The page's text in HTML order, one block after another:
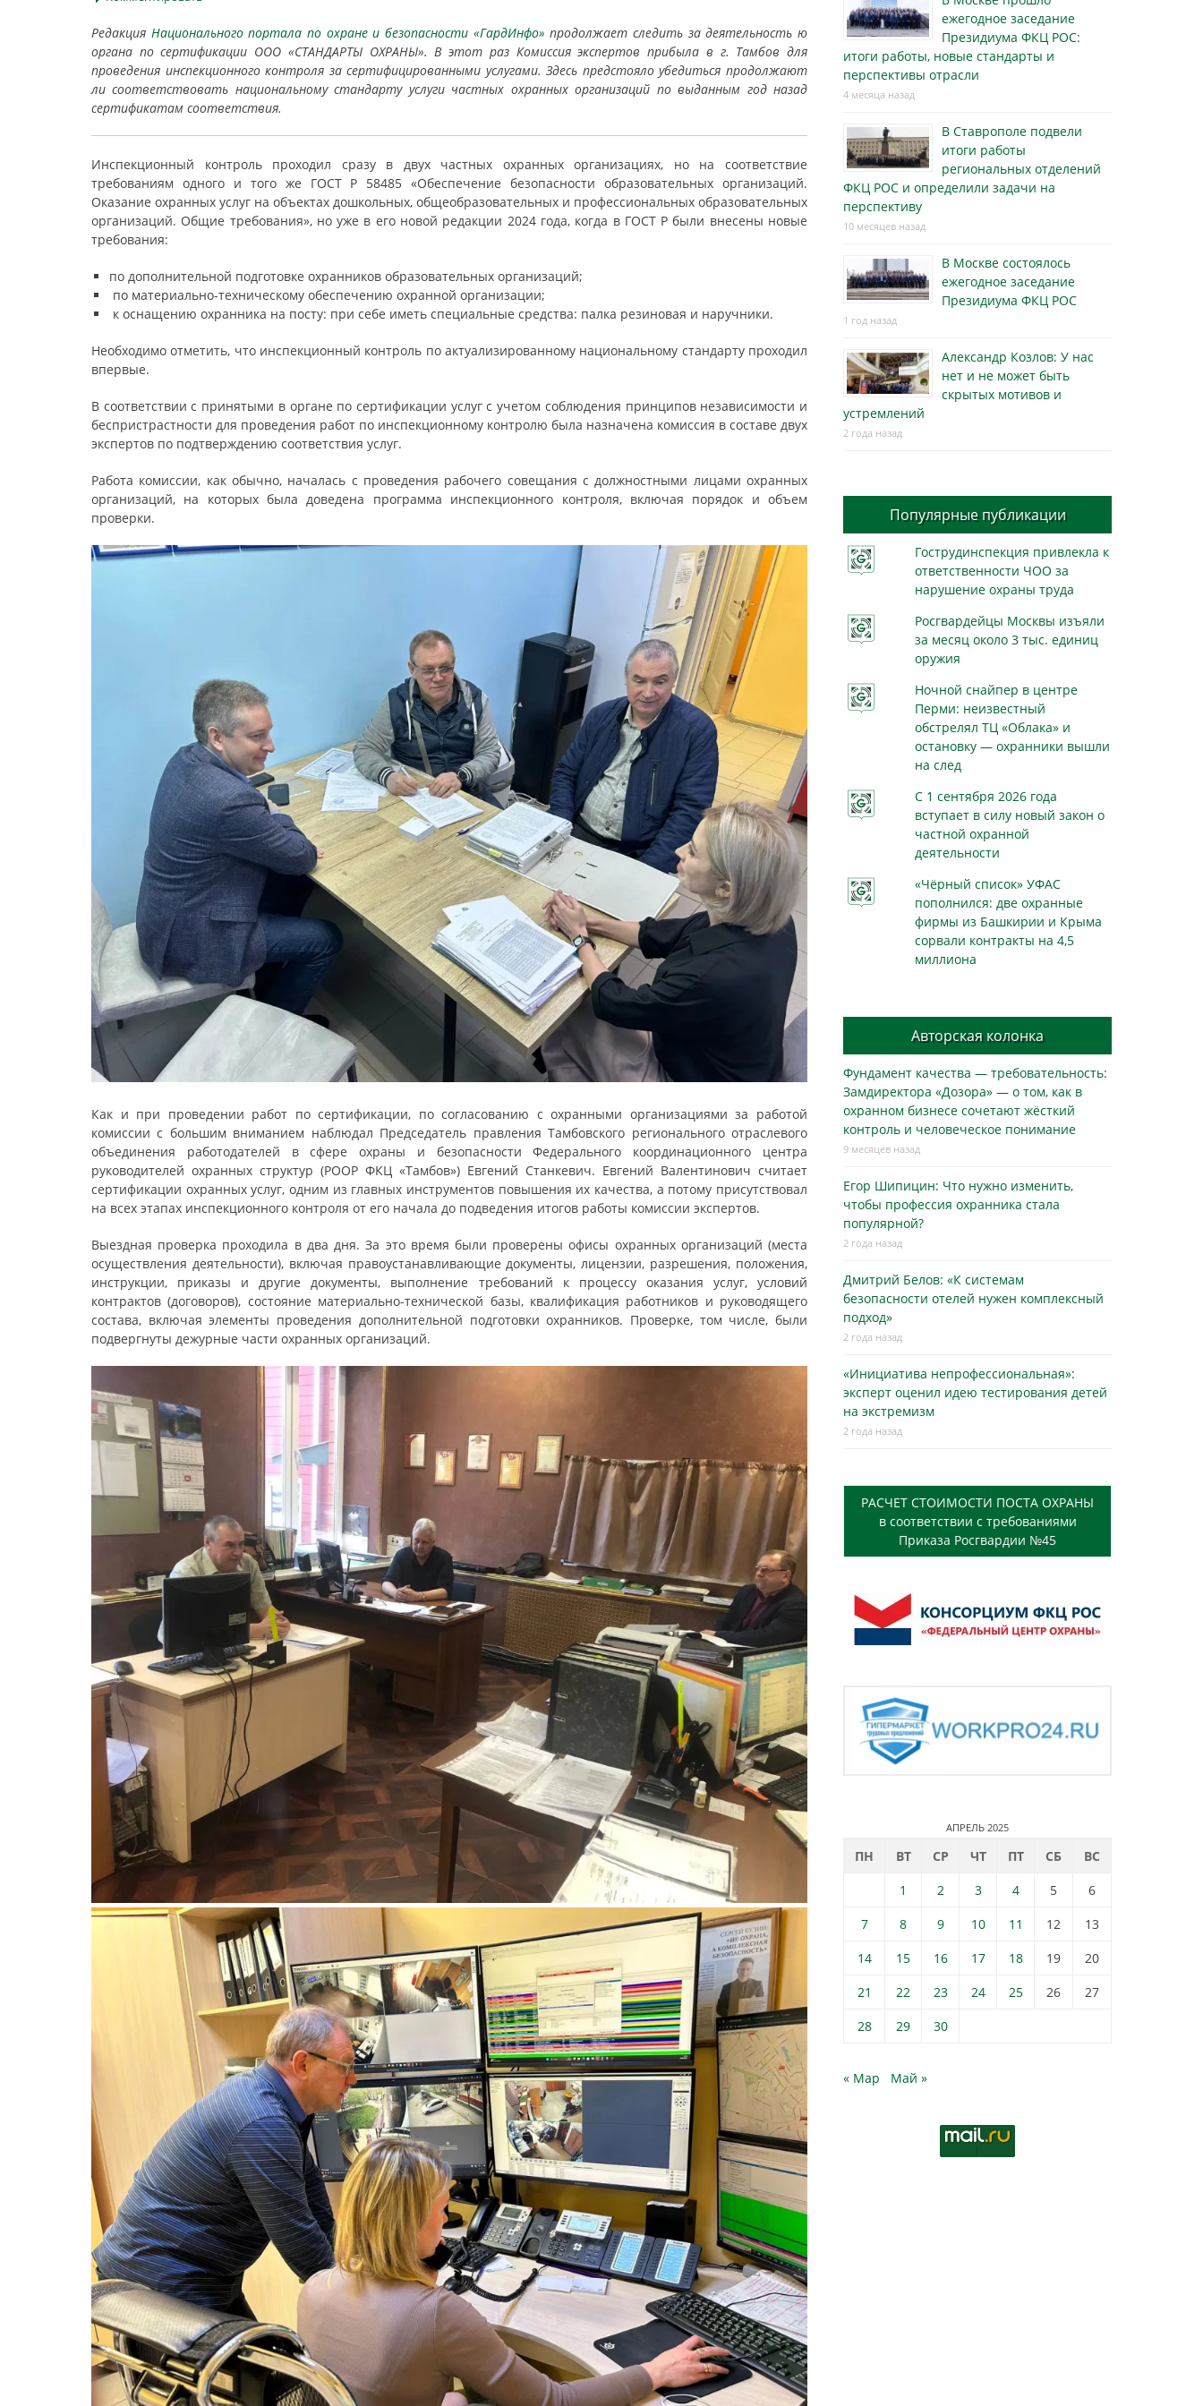
Редакция Национального портала по охране и безопасности «ГардИнфо» продолжает следить за деятельность ю
органа по сертификации ООО «СТАНДАРТЫ ОХРАНЫ». В этот раз Комиссия экспертов прибыла в г. Тамбов для
проведения инспекционного контроля за сертифицированными услугами. Здесь предстояло убедиться продолжают
ли соответствовать национальному стандарту услуги частных охранных организаций по выданным год назад
сертификатам соответствия.
Инспекционный контроль проходил сразу в двух частных охранных организациях, но на соответствие
требованиям одного и того же ГОСТ Р 58485 «Обеспечение безопасности образовательных организаций.
Оказание охранных услуг на объектах дошкольных, общеобразовательных и профессиональных образовательных
организаций. Общие требования», но уже в его новой редакции 2024 года, когда в ГОСТ Р были внесены новые
требования:
по дополнительной подготовке охранников образовательных организаций;
по материально-техническому обеспечению охранной организации;
к оснащению охранника на посту: при себе иметь специальные средства: палка резиновая и наручники.
Необходимо отметить, что инспекционный контроль по актуализированному национальному стандарту проходил
впервые.
В соответствии с принятыми в органе по сертификации услуг с учетом соблюдения принципов независимости и
беспристрастности для проведения работ по инспекционному контролю была назначена комиссия в составе двух
экспертов по подтверждению соответствия услуг.
Работа комиссии, как обычно, началась с проведения рабочего совещания с должностными лицами охранных
организаций, на которых была доведена программа инспекционного контроля, включая порядок и объем
проверки.
Как и при проведении работ по сертификации, по согласованию с охранными организациями за работой
комиссии с большим вниманием наблюдал Председатель правления Тамбовского регионального отраслевого
объединения работодателей в сфере охраны и безопасности Федерального координационного центра
руководителей охранных структур (РООР ФКЦ «Тамбов») Евгений Станкевич. Евгений Валентинович считает
сертификации охранных услуг, одним из главных инструментов повышения их качества, а потому присутствовал
на всех этапах инспекционного контроля от его начала до подведения итогов работы комиссии экспертов.
Выездная проверка проходила в два дня. За это время были проверены офисы охранных организаций (места
осуществления деятельности), включая правоустанавливающие документы, лицензии, разрешения, положения,
инструкции, приказы и другие документы, выполнение требований к процессу оказания услуг, условий
контрактов (договоров), состояние материально-технической базы, квалификация работников и руководящего
состава, включая элементы проведения дополнительной подготовки охранников. Проверке, том числе, были
подвергнуты дежурные части охранных организаций.
ежегодное заседание
Президиума ФКЦ РОС:
итоги работы, новые стандарты и
перспективы отрасли
4 месяца назад
В Ставрополе подвели
итоги работы
региональных отделений
ФКЦ РОС и определили задачи на
перспективу
10 месяцев назад
В Москве состоялось
ежегодное заседание
Президиума ФКЦ РОС
1 год назад
Александр Козлов: У нас
нет и не может быть
скрытых мотивов и
устремлений
2 года назад
Популярные публикации
Гострудинспекция привлекла к
ответственности ЧОО за
нарушение охраны труда
Росгвардейцы Москвы изъяли
за месяц около 3 тыс. единиц
оружия
Ночной снайпер в центре
Перми: неизвестный
обстрелял ТЦ «Облака» и
остановку — охранники вышли
на след
С 1 сентября 2026 года
вступает в силу новый закон о
частной охранной
деятельности
«Чёрный список» УФАС
пополнился: две охранные
фирмы из Башкирии и Крыма
сорвали контракты на 4,5
миллиона
Авторская колонка
Фундамент качества — требовательность:
Замдиректора «Дозора» — о том, как в
охранном бизнесe сочетают жёсткий
контроль и человеческое понимание
9 месяцев назад
Егор Шипицин: Что нужно изменить,
чтобы профессия охранника стала
популярной?
2 года назад
Дмитрий Белов: «К системам
безопасности отелей нужен комплексный
подход»
2 года назад
«Инициатива непрофессиональная»:
эксперт оценил идею тестирования детей
на экстремизм
2 года назад
РАСЧЕТ СТОИМОСТИ ПОСТА ОХРАНЫ
в соответствии с требованиями
Приказа Росгвардии №45
АПРЕЛЬ 2025
ПН ВТ СР ЧТ ПТ СБ
ВС
1
2 3 4 5
6
7
8 9 10 11 12
13
14
15 16 17 18 19
20
21
22 23 24 25 26
27
28
29 30
« Мар Май »